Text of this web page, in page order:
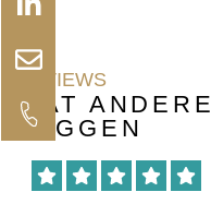
in
REVIEWS
WAT
ZEGGEN